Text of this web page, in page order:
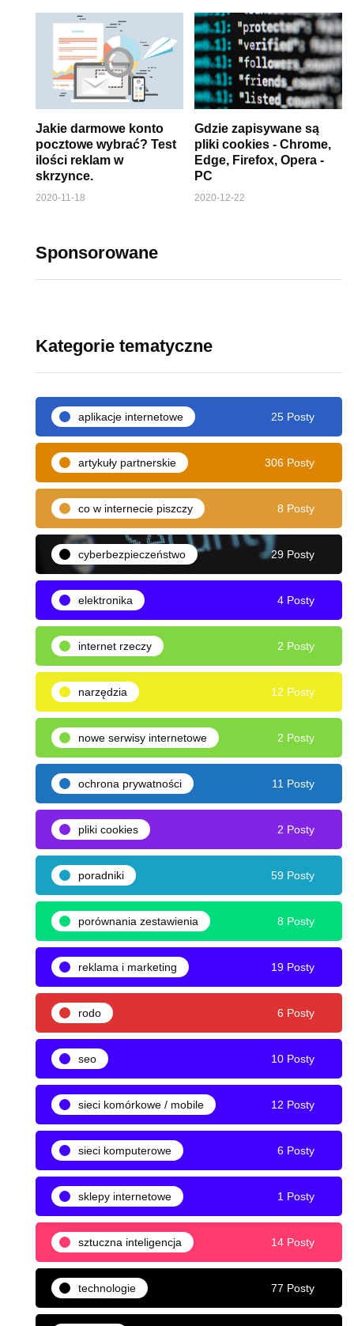
Jakie darmowe konto
pocztowe wybrać? Test
ilości reklam w
skrzynce.
2020-11-18
Gdzie zapisywane są
pliki cookies - Chrome,
Edge, Firefox, Opera -
PC
2020-12-22
Sponsorowane
Kategorie tematyczne
aplikacje internetowe 25 Posty
artykuły partnerskie 306 Posty
co w internecie piszczy 8 Posty
cyberbezpieczeństwo 29 Posty
elektronika 4 Posty
internet rzeczy 2 Posty
narzędzia 12 Posty
nowe serwisy internetowe 2 Posty
ochrona prywatności 11 Posty
pliki cookies 2 Posty
poradniki 59 Posty
porównania zestawienia 8 Posty
reklama i marketing 19 Posty
rodo 6 Posty
seo 10 Posty
sieci komórkowe / mobile 12 Posty
sieci komputerowe 6 Posty
sklepy internetowe 1 Posty
sztuczna inteligencja 14 Posty
technologie 77 Posty